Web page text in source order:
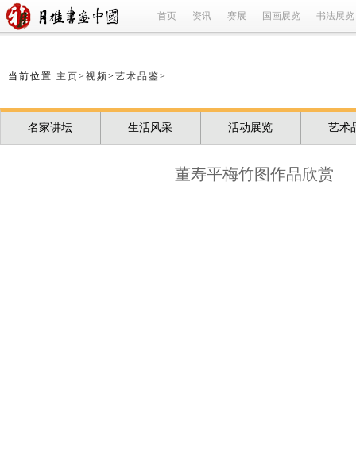
首页 资讯 赛展 国画展览 书法展览
refused
当前位置: 主页> 视频> 艺术品鉴>
名家讲坛 生活风采 活动展览 艺术
董寿平梅竹图作品欣赏